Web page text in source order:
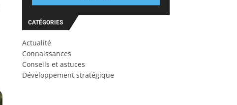
CATÉGORIES
Actualité
Connaissances
Conseils et astuces
Développement stratégique